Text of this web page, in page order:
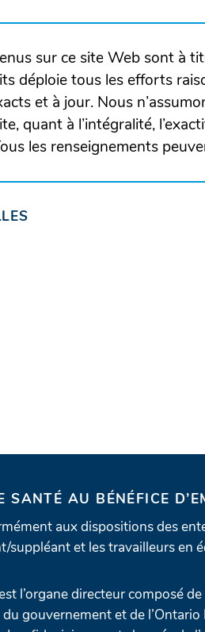
sur ce site Web sont à
déploie tous les efforts
et à jour. Nous
quant à l’intégralité,
les renseignements
SANTÉ AU BÉNÉFICE
aux dispositions des
suppléant et les travailleurs en
l’organe directeur composé
du gouvernement et de